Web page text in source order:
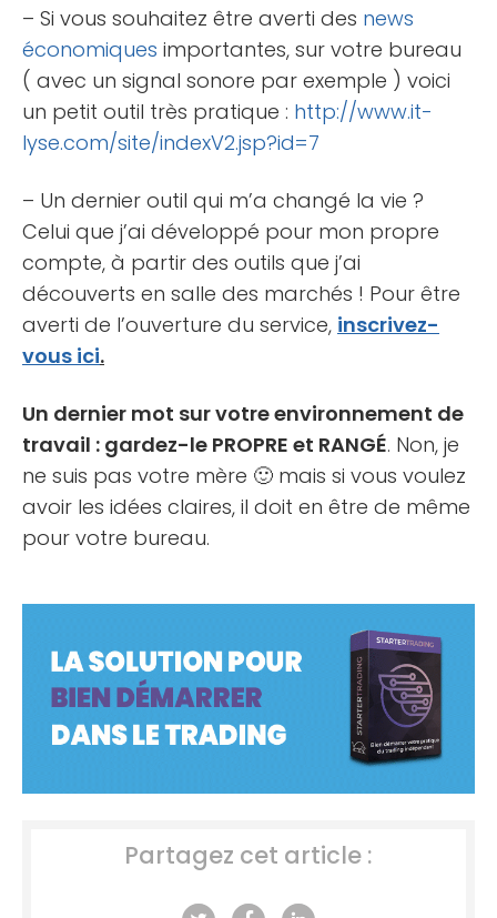
– Si vous souhaitez être averti des news
économiques importantes, sur votre bureau
( avec un signal sonore par exemple ) voici
un petit outil très pratique : http://www.it-
lyse.com/site/indexV2.jsp?id=7
– Un dernier outil qui m’a changé la vie ?
Celui que j’ai développé pour mon propre
compte, à partir des outils que j’ai
découverts en salle des marchés ! Pour être
averti de l’ouverture du service, inscrivez-
vous ici.
Un dernier mot sur votre environnement de
travail : gardez-le PROPRE et RANGÉ. Non, je
ne suis pas votre mère 🙂 mais si vous voulez
avoir les idées claires, il doit en être de même
pour votre bureau.
Partagez cet article :